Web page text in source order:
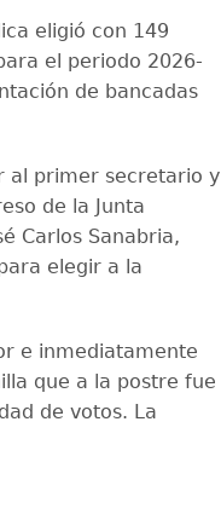
eligió con 149
el periodo 2026-
de bancadas
al primer secretario y
de la Junta
Carlos Sanabria,
elegir a la
e inmediatamente
que a la postre fue
de votos. La